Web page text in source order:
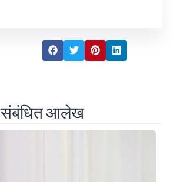
संबंधित आलेख